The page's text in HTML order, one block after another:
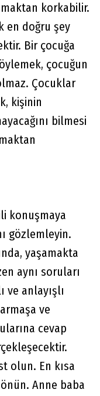
korkabilir.
en doğru şey
Bir çocuğa
çocuğun
Çocuklar
kişinin
bilmesi
konuşmaya
gözlemleyin.
yaşamakta
aynı soruları
ve anlayışlı
ve
cevap
olun. En kısa
Anne baba